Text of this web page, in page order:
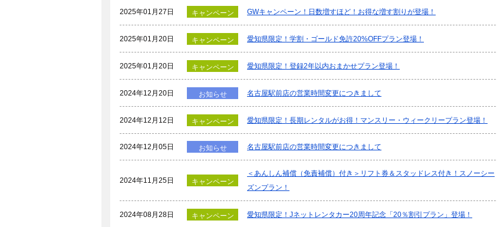
2025年01月27日 キャンペーン GWキャンペーン！日数増すほど！お得な増す割りが登場！
2025年01月20日 キャンペーン 愛知県限定！学割・ゴールド免許20%OFFプラン登場！
2025年01月20日 キャンペーン 愛知県限定！登録2年以内おまかせプラン登場！
2024年12月20日 お知らせ 名古屋駅前店の営業時間変更につきまして
2024年12月12日 キャンペーン 愛知県限定！長期レンタルがお得！マンスリー・ウィークリープラン登場！
2024年12月05日 お知らせ 名古屋駅前店の営業時間変更につきまして
2024年11月25日 キャンペーン
＜あんしん補償（免責補償）付き＞リフト券＆スタッドレス付き！スノーシー
ズンプラン！
2024年08月28日 キャンペーン 愛知県限定！Jネットレンタカー20周年記念「20％割引プラン」登場！